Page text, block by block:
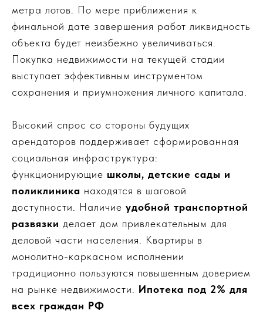
метра лотов. По мере приближения к
финальной дате завершения работ ликвидность
объекта будет неизбежно увеличиваться.
Покупка недвижимости на текущей стадии
выступает эффективным инструментом
сохранения и приумножения личного капитала.
Высокий спрос со стороны будущих
арендаторов поддерживает сформированная
социальная инфраструктура:
функционирующие школы, детские сады и
поликлиника находятся в шаговой
доступности. Наличие удобной транспортной
развязки делает дом привлекательным для
деловой части населения. Квартиры в
монолитно-каркасном исполнении
традиционно пользуются повышенным доверием
на рынке недвижимости. Ипотека под 2% для
всех граждан РФ